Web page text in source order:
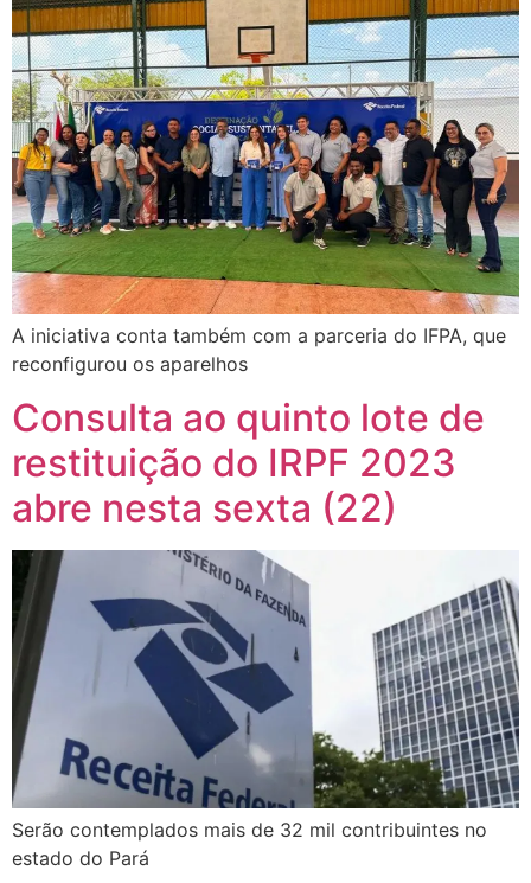
A iniciativa conta também com a parceria do IFPA, que
reconfigurou os aparelhos
Consulta ao quinto lote de
restituição do IRPF 2023
abre nesta sexta (22)
Serão contemplados mais de 32 mil contribuintes no
estado do Pará